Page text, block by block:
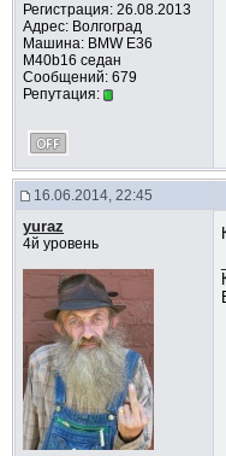
Регистрация: 26.08.2013
Адрес: Волгоград
Машина: BMW Е36
M40b16 седан
Сообщений: 679
Репутация:
16.06.2014, 22:45
yuraz
4й уровень